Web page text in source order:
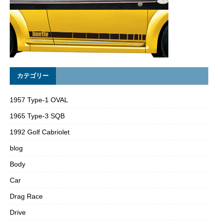
カテゴリー
1957 Type-1 OVAL
1965 Type-3 SQB
1992 Golf Cabriolet
blog
Body
Car
Drag Race
Drive